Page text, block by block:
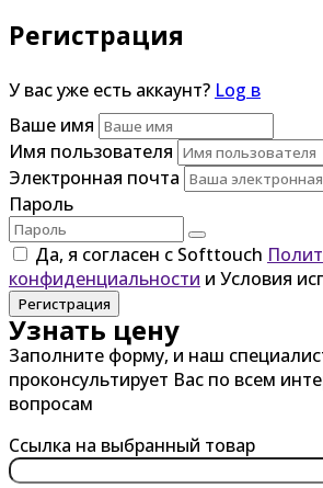
Регистрация
У вас уже есть аккаунт? Log в
Ваше имя
Имя пользователя
Электронная почта
Пароль
Да, я согласен с Softtouch
конфиденциальности и Условия
Регистрация
Узнать цену
Заполните форму, и наш
проконсультирует Вас по всем
вопросам
Ссылка на выбранный товар